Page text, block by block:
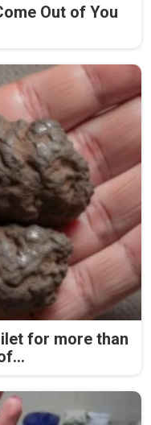
Out of You
for more than